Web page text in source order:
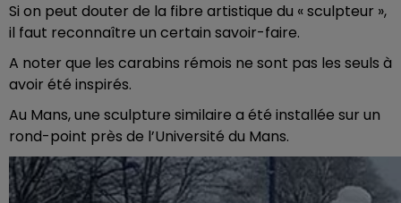
Si on peut douter de la fibre artistique du « sculpteur »,
il faut reconnaître un certain savoir-faire.
A noter que les carabins rémois ne sont pas les seuls à
avoir été inspirés.
Au Mans, une sculpture similaire a été installée sur un
rond-point près de l’Université du Mans.